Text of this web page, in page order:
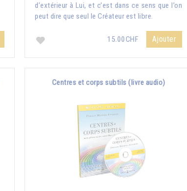
d’extérieur à Lui, et c’est dans ce sens que l’on
peut dire que seul le Créateur est libre.
15.00CHF Ajouter
Centres et corps subtils (livre audio)